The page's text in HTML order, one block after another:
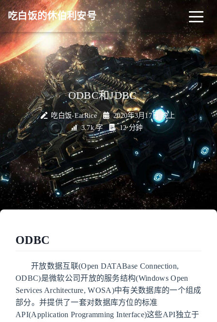
吃白饭的休伯利安号
CV/简历 博客 归档
标签
历程
关于
友链 RSS 搜索
关灯
ODBC和JDBC❤
吃白饭-EatRice
2020年3月17日 晚上
3.7k 字
12 分钟
ODBC
开放数据互联(Open DATABase Connection,
ODBC)是微软公司开放的服务结构(Windows Open
Services Architecture, WOSA)中有关数据库的一个组成
部分。并提供了一套对数据库方位的标准
API(Application Programming Interface)这些API独立于